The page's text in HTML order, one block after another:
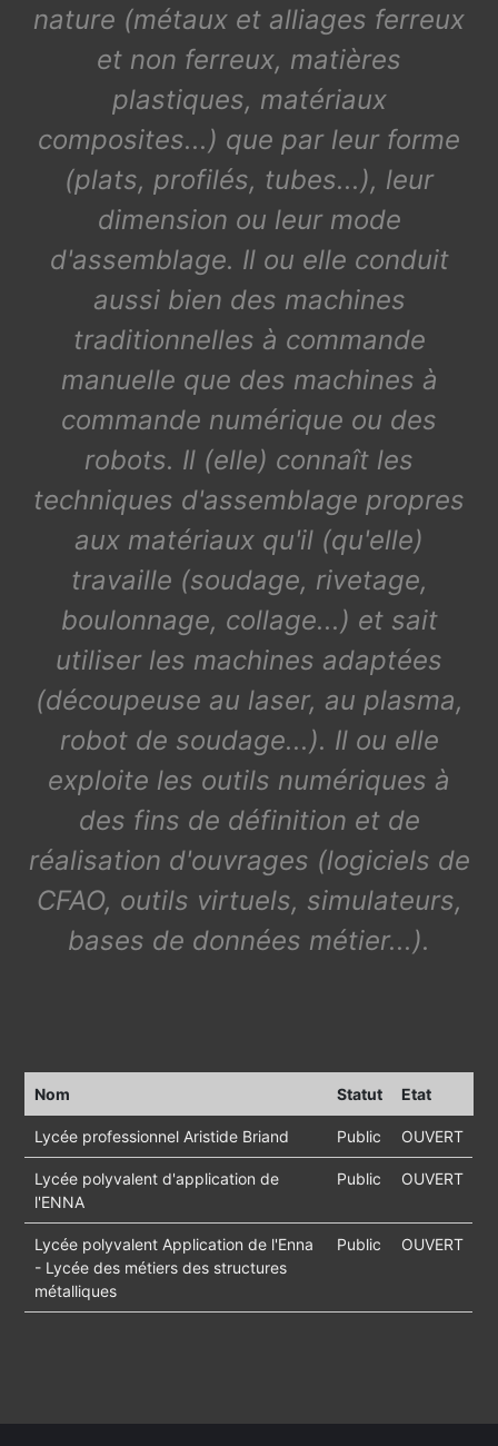
nature (métaux et alliages ferreux
et non ferreux, matières
plastiques, matériaux
composites...) que par leur forme
(plats, profilés, tubes...), leur
dimension ou leur mode
d'assemblage. Il ou elle conduit
aussi bien des machines
traditionnelles à commande
manuelle que des machines à
commande numérique ou des
robots. Il (elle) connaît les
techniques d'assemblage propres
aux matériaux qu'il (qu'elle)
travaille (soudage, rivetage,
boulonnage, collage...) et sait
utiliser les machines adaptées
(découpeuse au laser, au plasma,
robot de soudage...). Il ou elle
exploite les outils numériques à
des fins de définition et de
réalisation d'ouvrages (logiciels de
CFAO, outils virtuels, simulateurs,
bases de données métier...).
Nom Statut Etat
Lycée professionnel Aristide Briand Public OUVERT
Lycée polyvalent d'application de
l'ENNA
Public OUVERT
Lycée polyvalent Application de l'Enna
- Lycée des métiers des structures
métalliques
Public OUVERT